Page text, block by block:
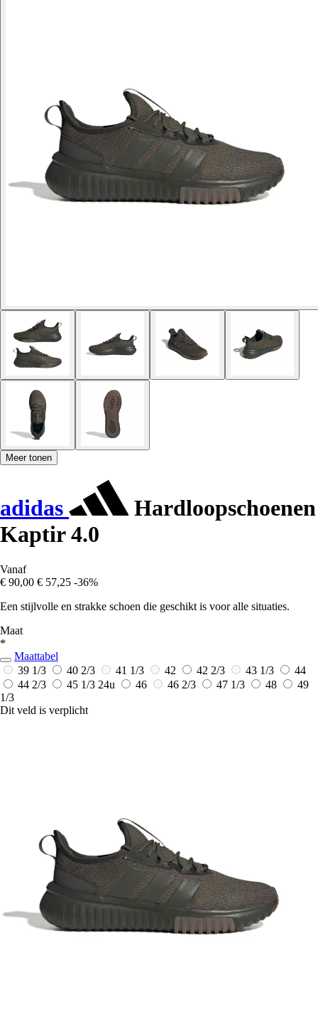
Meer tonen
adidas
Hardloopschoenen
Kaptir 4.0
Vanaf
€ 90,00 € 57,25 -36%
Een stijlvolle en strakke schoen die geschikt is voor alle situaties.
Maat
*
Maattabel
39 1/3
40 2/3 41 1/3 42 42 2/3 43 1/3
44
44 2/3
45 1/3 24u 46 46 2/3 47 1/3 48
49
1/3
Dit veld is verplicht